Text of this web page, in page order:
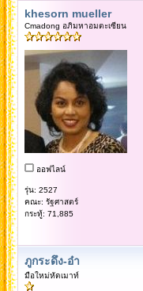
khesorn mueller
Cmadong อภิมหาอมตะเซียน
ออฟไลน์
รุ่น: 2527
คณะ: รัฐศาสตร์
กระทู้: 71,885
ภูกระดึง-อ๋า
มือใหม่หัดเมาท์